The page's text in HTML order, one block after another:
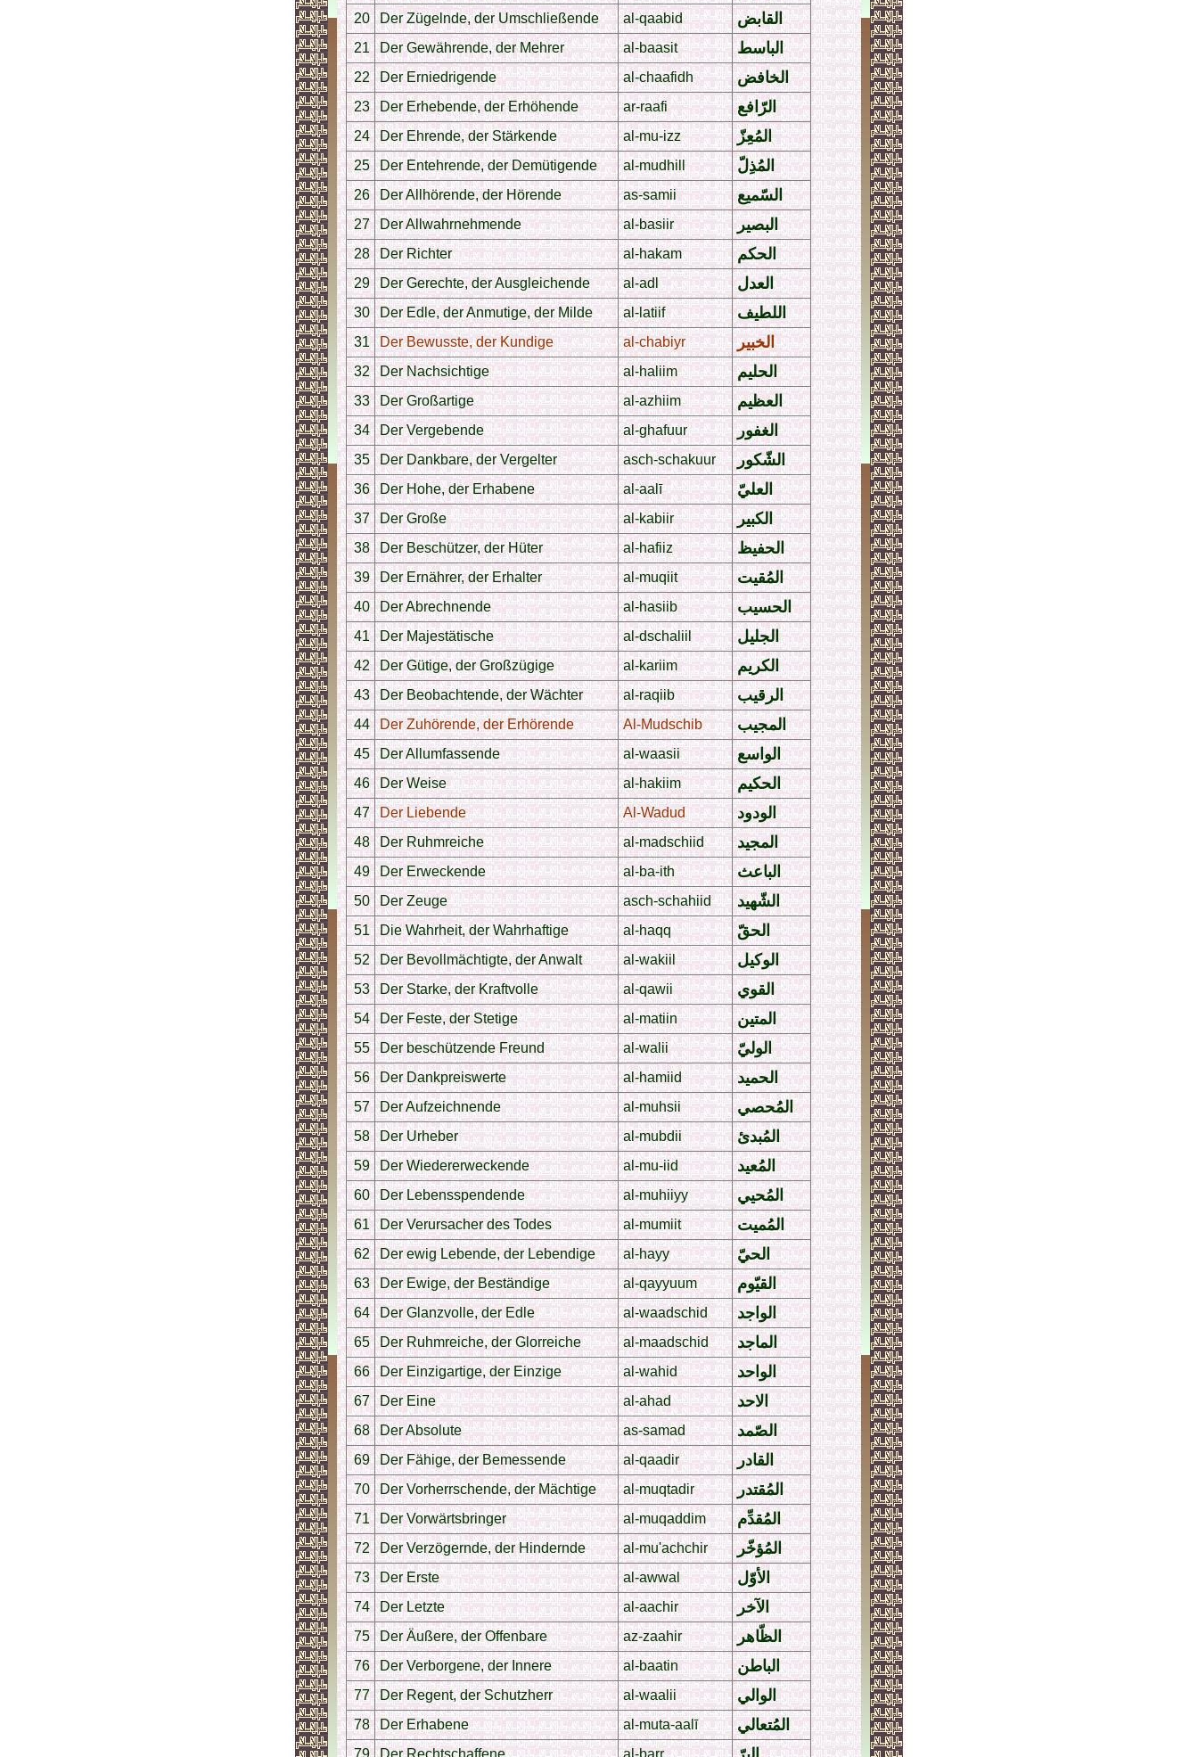
20 Der Zügelnde, der Umschließende al-qaabid القابض
21 Der Gewährende, der Mehrer al-baasit الباسط
22 Der Erniedrigende al-chaafidh الخافض
23 Der Erhebende, der Erhöhende ar-raafi الرّافع
24 Der Ehrende, der Stärkende al-mu-izz المُعِزّ
25 Der Entehrende, der Demütigende al-mudhill المُذِلّ
26 Der Allhörende, der Hörende as-samii السّميع
27 Der Allwahrnehmende al-basiir البصير
28 Der Richter al-hakam الحكم
29 Der Gerechte, der Ausgleichende al-adl العدل
30 Der Edle, der Anmutige, der Milde al-latiif اللطيف
31 Der Bewusste, der Kundige al-chabiyr الخبير
32 Der Nachsichtige al-haliim الحليم
33 Der Großartige al-azhiim العظيم
34 Der Vergebende al-ghafuur الغفور
35 Der Dankbare, der Vergelter asch-schakuur الشّكور
36 Der Hohe, der Erhabene al-aalī العليّ
37 Der Große al-kabiir الكبير
38 Der Beschützer, der Hüter al-hafiiz الحفيظ
39 Der Ernährer, der Erhalter al-muqiit المُقيت
40 Der Abrechnende al-hasiib الحسيب
41 Der Majestätische al-dschaliil الجليل
42 Der Gütige, der Großzügige al-kariim الكريم
43 Der Beobachtende, der Wächter al-raqiib الرقيب
44 Der Zuhörende, der Erhörende Al-Mudschib المجيب
45 Der Allumfassende al-waasii الواسع
46 Der Weise al-hakiim الحكيم
47 Der Liebende Al-Wadud الودود
48 Der Ruhmreiche al-madschiid المجيد
49 Der Erweckende al-ba-ith الباعث
50 Der Zeuge asch-schahiid الشّهيد
51 Die Wahrheit, der Wahrhaftige al-haqq الحقّ
52 Der Bevollmächtigte, der Anwalt al-wakiil الوكيل
53 Der Starke, der Kraftvolle al-qawii القوي
54 Der Feste, der Stetige al-matiin المتين
55 Der beschützende Freund al-walii الوليّ
56 Der Dankpreiswerte al-hamiid الحميد
57 Der Aufzeichnende al-muhsii المُحصي
58 Der Urheber al-mubdii المُبدئ
59 Der Wiedererweckende al-mu-iid المُعيد
60 Der Lebensspendende al-muhiiyy المُحيي
61 Der Verursacher des Todes al-mumiit المُميت
62 Der ewig Lebende, der Lebendige al-hayy الحيّ
63 Der Ewige, der Beständige al-qayyuum القيّوم
64 Der Glanzvolle, der Edle al-waadschid الواجد
65 Der Ruhmreiche, der Glorreiche al-maadschid الماجد
66 Der Einzigartige, der Einzige al-wahid الواحد
67 Der Eine al-ahad الاحد
68 Der Absolute as-samad الصّمد
69 Der Fähige, der Bemessende al-qaadir القادر
70 Der Vorherrschende, der Mächtige al-muqtadir المُقتدر
71 Der Vorwärtsbringer al-muqaddim المُقدِّم
72 Der Verzögernde, der Hindernde al-mu'achchir المُؤخّر
73 Der Erste al-awwal الأوّل
74 Der Letzte al-aachir الآخر
75 Der Äußere, der Offenbare az-zaahir الظّاهر
76 Der Verborgene, der Innere al-baatin الباطن
77 Der Regent, der Schutzherr al-waalii الوالي
78 Der Erhabene al-muta-aalī المُتعالي
79 Der Rechtschaffene al-barr